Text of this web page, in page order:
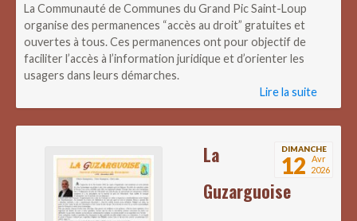
La Communauté de Communes du Grand Pic Saint-Loup
organise des permanences “accès au droit” gratuites et
ouvertes à tous. Ces permanences ont pour objectif de
faciliter l’accès à l’information juridique et d’orienter les
usagers dans leurs démarches.
Lire la suite
DIMANCHE
12
Avr
2026
La
Guzarguoise